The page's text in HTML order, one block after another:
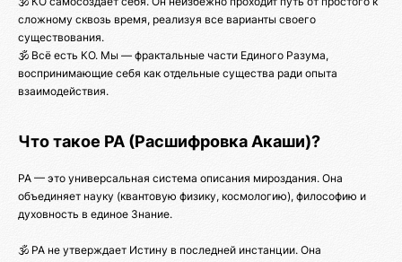
сложному сквозь время, реализуя все варианты своего
существования.
🕉️ Всё есть КО. Мы — фрактальные части Единого Разума,
воспринимающие себя как отдельные существа ради опыта
взаимодействия.
Что такое РА (Расшифровка Акаши)?
РА — это универсальная система описания мироздания. Она
объединяет науку (квантовую физику, космологию), философию и
духовность в единое Знание.
🕉️ РА не утверждает Истину в последней инстанции. Она